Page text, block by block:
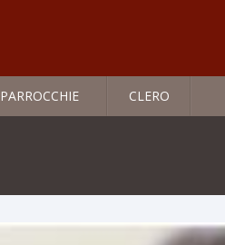
PARROCCHIE CLERO